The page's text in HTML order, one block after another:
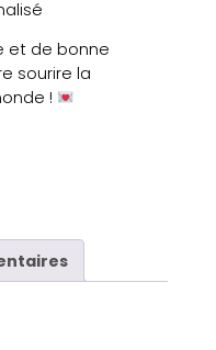
et de bonne
sourire la
!